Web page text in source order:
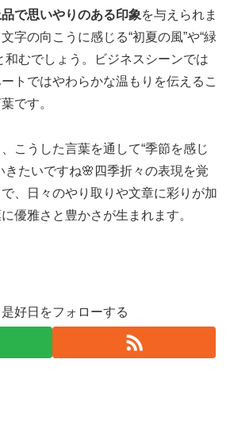
品で思いやりのある印象を与えられま
字の向こうに感じる“初夏の風”や“緑
和むでしょう。ビジネスシーンでは
トではやわらかな温もりを伝えるこ
です。
こうした言葉を通して“季節を感じ
きたいですね🌸四季折々の表現を覚
、日々のやり取りや文章に彩りが加
優雅さと豊かさが生まれます。
是好日をフォローする